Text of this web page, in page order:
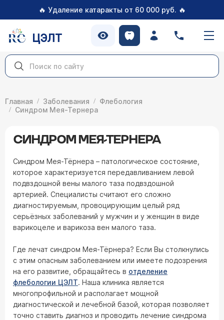
🔥 Удаление катаракты от 60 000 руб. 🔥
ЦЭЛТ
Главная Заболевания
Флебология
Синдром Мея-Тернера
СИНДРОМ МЕЯ-ТЕРНЕРА
Синдром Мея-Тёрнера – патологическое состояние,
которое характеризуется передавливанием левой
подвздошной вены малого таза подвздошной
артерией. Специалисты считают его сложно
диагностируемым, провоцирующим целый ряд
серьёзных заболеваний у мужчин и у женщин в виде
варикоцеле и варикоза вен малого таза.
Где лечат синдром Мея-Тёрнера? Если Вы столкнулись
с этим опасным заболеванием или имеете подозрения
на его развитие, обращайтесь в отделение
флебологии ЦЭЛТ. Наша клиника является
многопрофильной и располагает мощной
диагностической и лечебной базой, которая позволяет
точно ставить диагноз и проводить лечение синдрома